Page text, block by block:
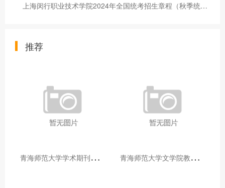
上海闵行职业技术学院2024年全国统考招生章程（秋季统一高考）
推荐
青
海师范大学学术期刊两个专栏入选2025年青海省期刊重点专栏 青
海师范大学文学院教师赴山东省相关高校和学术机构交流学习